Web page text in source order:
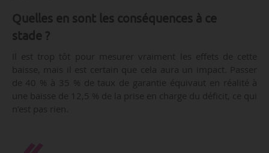
Quelles en sont les conséquences à ce
stade ?
Il est trop tôt pour mesurer vraiment les effets de cette
baisse, mais il est certain que cela aura un impact. Passer
de 40 % à 35 % de taux de garantie équivaut en réalité à
une baisse de 12,5 % de la prise en charge du déficit, ce qui
n’est pas rien.